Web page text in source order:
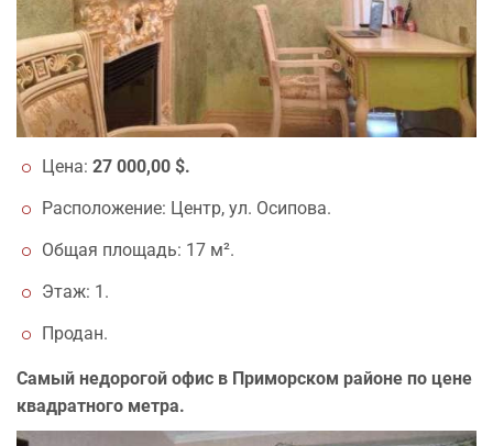
Цена: 27 000,00 $.
Расположение: Центр, ул. Осипова.
Общая площадь: 17 м².
Этаж: 1.
Продан.
Самый недорогой офис в Приморском районе по цене
квадратного метра.